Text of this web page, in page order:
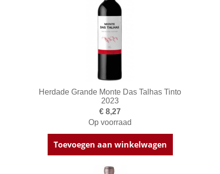
Herdade Grande Monte Das Talhas Tinto
2023
€ 8,27
Op voorraad
Toevoegen aan winkelwagen